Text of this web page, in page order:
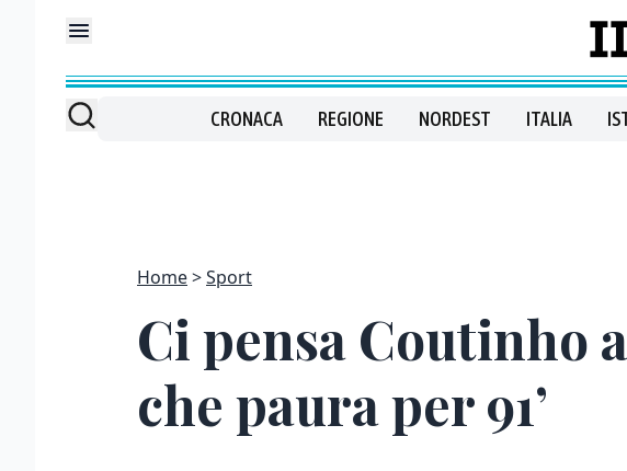
CRONACA REGIONE NORDEST ITALIA
Home Sport
Ci pensa Coutinho
che paura per 91’